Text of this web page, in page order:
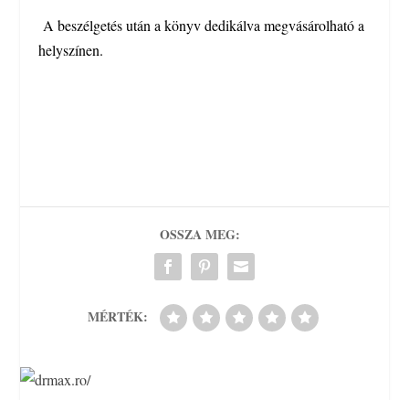
A beszélgetés után a könyv dedikálva megvásárolható a
helyszínen.
OSSZA MEG:
MÉRTÉK: